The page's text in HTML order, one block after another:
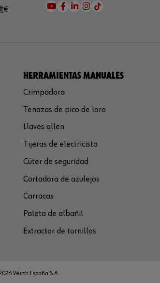
HERRAMIENTAS MANUALES
Crimpadora
Tenazas de pico de loro
Llaves allen
Tijeras de electricista
Cúter de seguridad
Cortadora de azulejos
Carracas
Paleta de albañil
Extractor de tornillos
Würth España S.A